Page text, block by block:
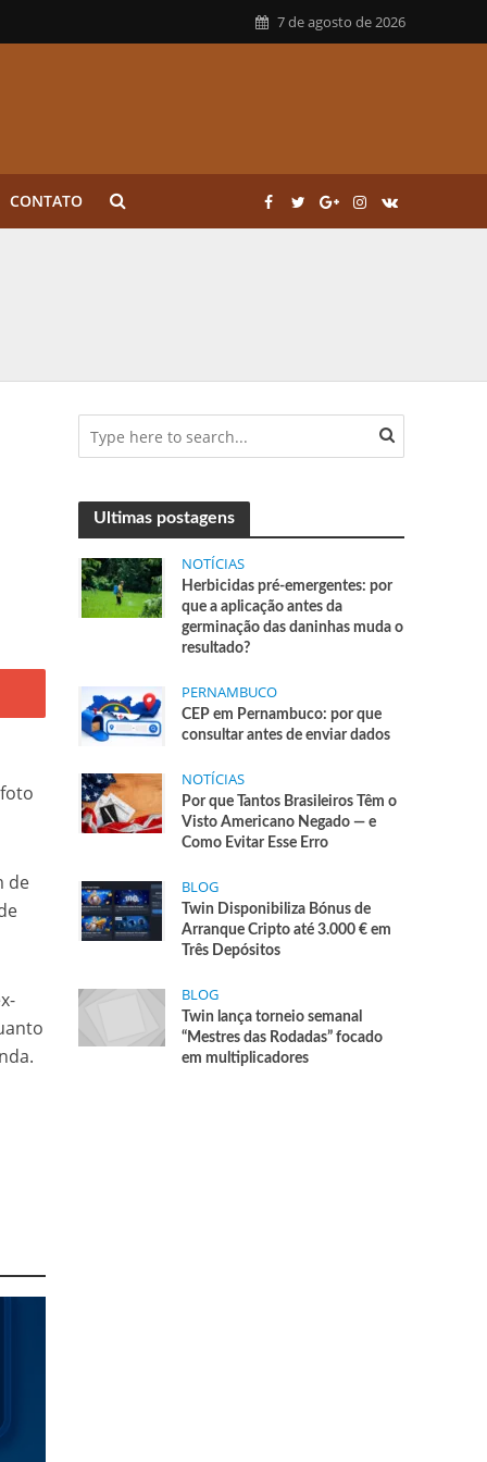
7 de agosto de 2026
CONTATO
de
Ultimas postagens
NOTÍCIAS
Herbicidas pré-emergentes: por
que a aplicação antes da
germinação das daninhas muda o
resultado?
PERNAMBUCO
CEP em Pernambuco: por que
consultar antes de enviar dados
NOTÍCIAS
Por que Tantos Brasileiros Têm o
Visto Americano Negado — e
Como Evitar Esse Erro
BLOG
Twin Disponibiliza Bónus de
Arranque Cripto até 3.000 € em
Três Depósitos
BLOG
Twin lança torneio semanal
“Mestres das Rodadas” focado
em multiplicadores